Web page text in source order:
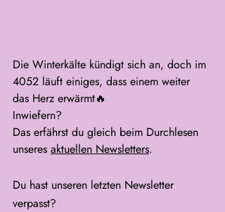
Die Winterkälte kündigt sich an, doch im
4052 läuft einiges, dass einem weiter
das Herz erwärmt🔥
Inwiefern?
Das erfährst du gleich beim Durchlesen
unseres aktuellen Newsletters.
Du hast unseren letzten Newsletter
verpasst?